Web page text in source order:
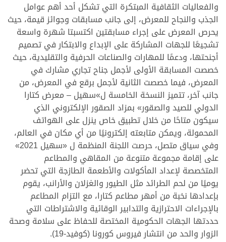
والفعاليات الثقافية المبتكرة التي تشكل أحد أهم عوامل
الجذب والنجاح للمعرض، إلى جانب مسابقات وجوائز قيمة، حيث
يحرص المعرض على إجراء مسابقتين اكتسبتا شهرة واسعة
تشجيعًا للجهات المشاركة على الإبداع والابتكار في تصميم
أجنحتها، ودعمًا للمهارات والصناعات الحرفية والتقليدية، حيث
خصصت المسابقة الأولى لأجمل جناح تجاري مشارك في
المعرض، فيما خصصت الثانية لأجمل برقع في المعرض، من
جانب آخر، تتميز النسخة الخامسة ل»سهيل – معرض كتارا
الدولي للصيد والصقور» بمزاد الصقور الإلكتروني الذي
سيكون متاحًا من خلال تطبيق خاص ينزل على الهواتف
المحمولة، ويمكن متابعته إلكترونيًا من أي مكان في العالم،
وفي سياق متصل، حرصت اللجنة المنظمة ل «سهيل 2021»
على إقامة مجموعة متنوعة من المقاهي والمطاعم
المتخصصة لإعداد المأكولات والأطعمة الطازجة التي تحضر
يوميًا من لحم الطرائد مثل الطيور والغزلان والأرانب، يقوم
بإعدادها نخبة من أمهر مطاعم كتارا، مع التزام المطاعم
بالإجراءات الاحترازية والتدابير الوقائية والاشتراطات التي
حددتها الجهات الحكومية المختصة للحفاظ على سلامة وصحة
الزوار والحد من انتشار فيروس كورونا (كوفيد-19).